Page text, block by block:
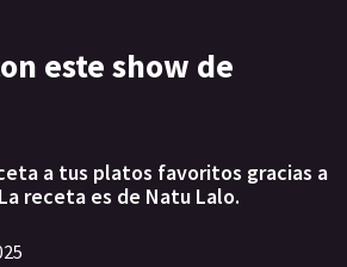
este show de
a tus platos favoritos gracias a
receta es de Natu Lalo.